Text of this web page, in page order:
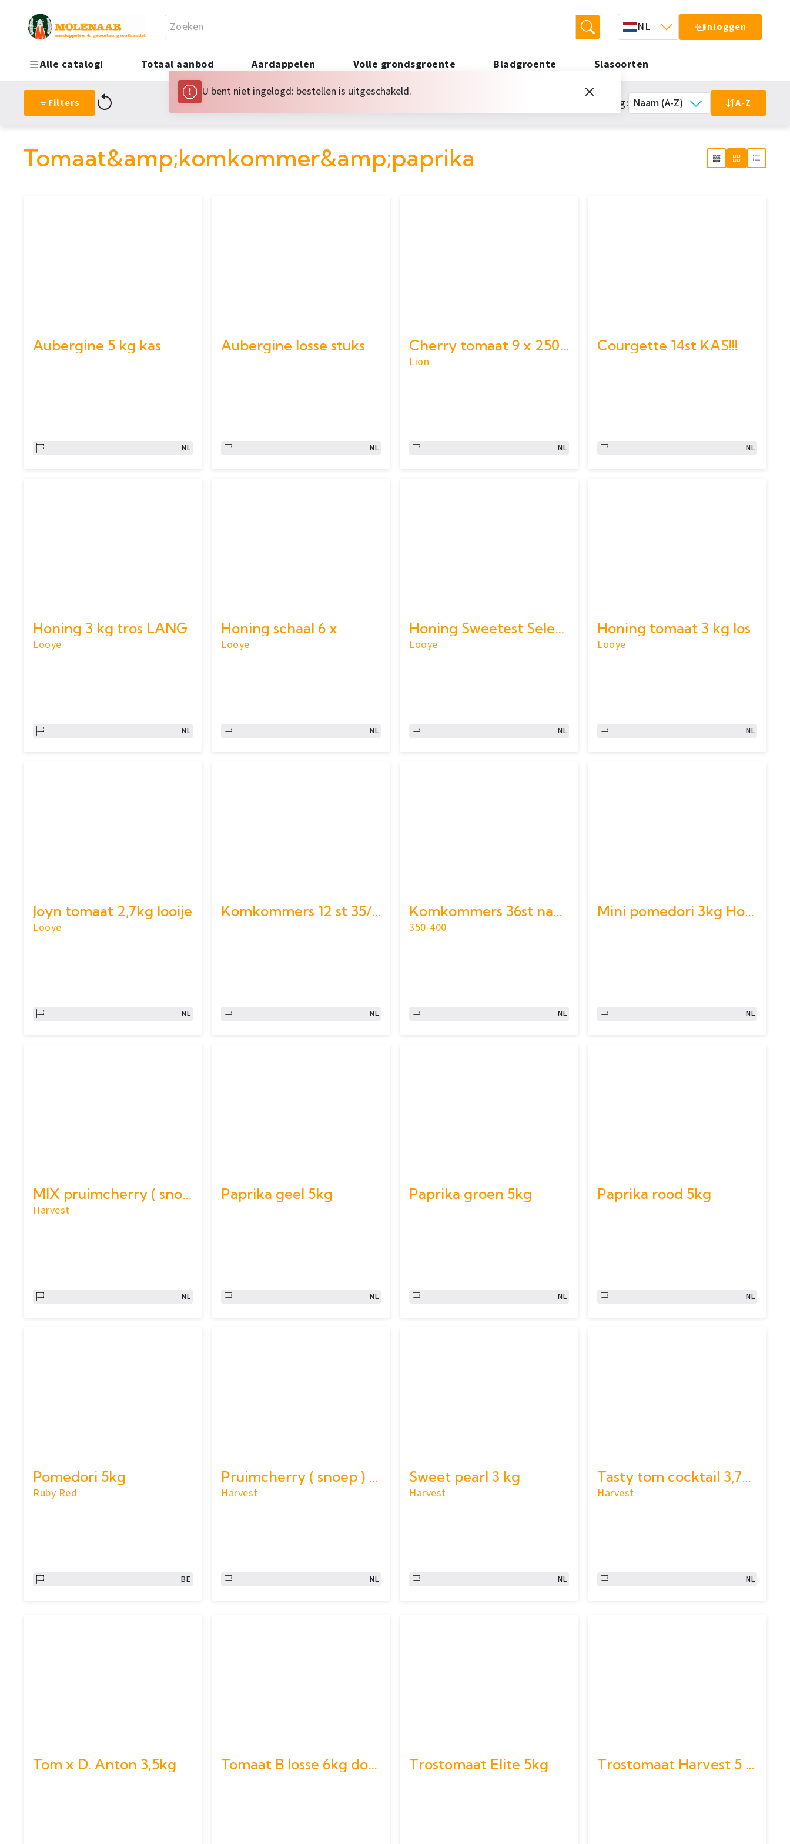
NL Inloggen
Alle catalogi Totaal aanbod Aardappelen Volle grondsgroente Bladgroente
Slasoorten
Meer...
Uien Tomaat&komkommer&paprika Bestel (Half)Fabricaat
Filters A-Z
Sortering:
Tomaat&amp;komkommer&amp;paprika
U bent niet ingelogd: bestellen is uitgeschakeld.
Aubergine 5 kg kas
NL
Aubergine losse stuks
NL
Cherry tomaat 9 x 250 gr
Lion
NL
Courgette 14st KAS!!!
NL
Honing 3 kg tros LANG
Looye
NL
Honing schaal 6 x
Looye
NL
Honing Sweetest Selection 1,4kg trosjes
Looye
NL
Honing tomaat 3 kg los
Looye
NL
Joyn tomaat 2,7kg looije
Looye
NL
Komkommers 12 st 35/40
NL
Komkommers 36st naakt
350-400
NL
Mini pomedori 3kg Hout
NL
MIX pruimcherry ( snoep) 4 kg
Harvest
NL
Paprika geel 5kg
NL
Paprika groen 5kg
NL
Paprika rood 5kg
NL
Pomedori 5kg
Ruby Red
BE
Pruimcherry ( snoep ) 4 kg
Harvest
NL
Sweet pearl 3 kg
Harvest
NL
Tasty tom cocktail 3,7kg
Harvest
NL
Tom x D. Anton 3,5kg Tomaat B losse 6kg doos Trostomaat Elite 5kg Trostomaat Harvest 5 kg